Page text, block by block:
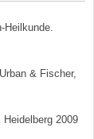
& Fischer,
2009